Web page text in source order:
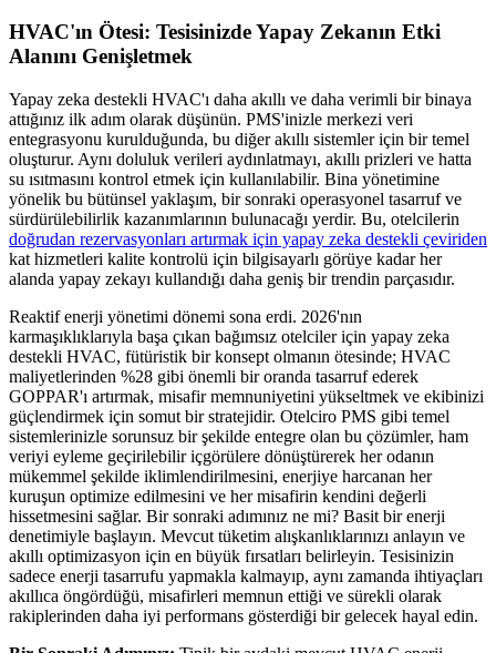
HVAC'ın Ötesi: Tesisinizde Yapay Zekanın Etki
Alanını Genişletmek
Yapay zeka destekli HVAC'ı daha akıllı ve daha verimli bir binaya
attığınız ilk adım olarak düşünün. PMS'inizle merkezi veri
entegrasyonu kurulduğunda, bu diğer akıllı sistemler için bir temel
oluşturur. Aynı doluluk verileri aydınlatmayı, akıllı prizleri ve hatta
su ısıtmasını kontrol etmek için kullanılabilir. Bina yönetimine
yönelik bu bütünsel yaklaşım, bir sonraki operasyonel tasarruf ve
sürdürülebilirlik kazanımlarının bulunacağı yerdir. Bu, otelcilerin
doğrudan rezervasyonları artırmak için yapay zeka destekli çeviriden
kat hizmetleri kalite kontrolü için bilgisayarlı görüye kadar her
alanda yapay zekayı kullandığı daha geniş bir trendin parçasıdır.
Reaktif enerji yönetimi dönemi sona erdi. 2026'nın
karmaşıklıklarıyla başa çıkan bağımsız otelciler için yapay zeka
destekli HVAC, fütüristik bir konsept olmanın ötesinde; HVAC
maliyetlerinden %28 gibi önemli bir oranda tasarruf ederek
GOPPAR'ı artırmak, misafir memnuniyetini yükseltmek ve ekibinizi
güçlendirmek için somut bir stratejidir. Otelciro PMS gibi temel
sistemlerinizle sorunsuz bir şekilde entegre olan bu çözümler, ham
veriyi eyleme geçirilebilir içgörülere dönüştürerek her odanın
mükemmel şekilde iklimlendirilmesini, enerjiye harcanan her
kuruşun optimize edilmesini ve her misafirin kendini değerli
hissetmesini sağlar. Bir sonraki adımınız ne mi? Basit bir enerji
denetimiyle başlayın. Mevcut tüketim alışkanlıklarınızı anlayın ve
akıllı optimizasyon için en büyük fırsatları belirleyin. Tesisinizin
sadece enerji tasarrufu yapmakla kalmayıp, aynı zamanda ihtiyaçları
akıllıca öngördüğü, misafirleri memnun ettiği ve sürekli olarak
rakiplerinden daha iyi performans gösterdiği bir gelecek hayal edin.